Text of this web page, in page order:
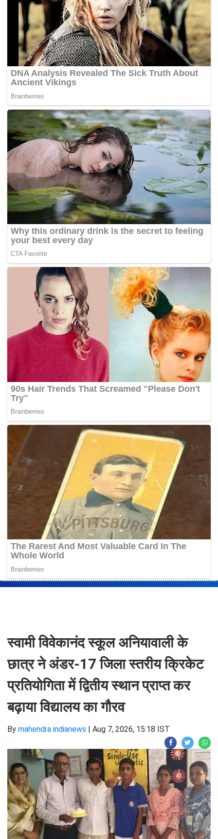
स्वामी विवेकानंद स्कूल अनियावाली के
छात्र ने अंडर-17 जिला स्तरीय क्रिकेट
प्रतियोगिता में द्वितीय स्थान प्राप्त कर
बढ़ाया विद्यालय का गौरव
By mahendra indianews Aug 7, 2026, 15:18 IST